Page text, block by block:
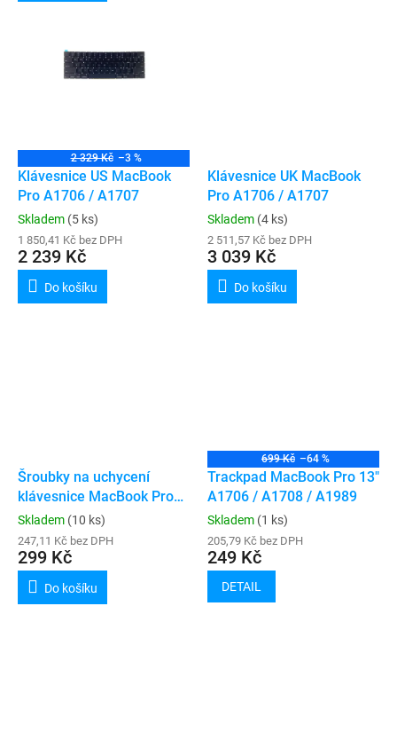
2 329 Kč –3 %
Klávesnice US MacBook
Pro A1706 / A1707
Skladem (5 ks)
1 850,41 Kč bez DPH
2 239 Kč
Do košíku
Klávesnice UK MacBook
Pro A1706 / A1707
Skladem (4 ks)
2 511,57 Kč bez DPH
3 039 Kč
Do košíku
Šroubky na uchycení
klávesnice MacBook Pro
(A1706 / A1707 / A1708 /
A1989 / A1990 / A2159 /
A2141 / A2289 / A2251 /
A2337 / A2338 / A2442 /
A2485 / A2779 / A2780 /
Skladem (10 ks)
247,11 Kč bez DPH
299 Kč
Do košíku
699 Kč –64 %
Trackpad MacBook Pro 13"
A1706 / A1708 / A1989
Skladem (1 ks)
205,79 Kč bez DPH
249 Kč
DETAIL